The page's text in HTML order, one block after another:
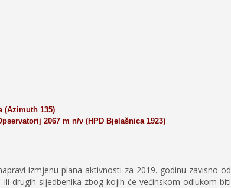
(Azimuth 135)
2067 m n/v (HPD Bjelašnica 1923)
izmjenu plana aktivnosti za 2019. godinu zavisno od
drugih sljedbenika zbog kojih će većinskom odlukom biti